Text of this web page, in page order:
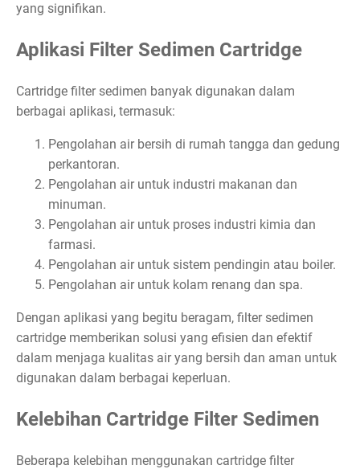
yang signifikan.
Aplikasi Filter Sedimen Cartridge
Cartridge filter sedimen banyak digunakan dalam
berbagai aplikasi, termasuk:
Pengolahan air bersih di rumah tangga dan gedung
perkantoran.
Pengolahan air untuk industri makanan dan
minuman.
Pengolahan air untuk proses industri kimia dan
farmasi.
Pengolahan air untuk sistem pendingin atau boiler.
Pengolahan air untuk kolam renang dan spa.
Dengan aplikasi yang begitu beragam, filter sedimen
cartridge memberikan solusi yang efisien dan efektif
dalam menjaga kualitas air yang bersih dan aman untuk
digunakan dalam berbagai keperluan.
Kelebihan Cartridge Filter Sedimen
Beberapa kelebihan menggunakan cartridge filter